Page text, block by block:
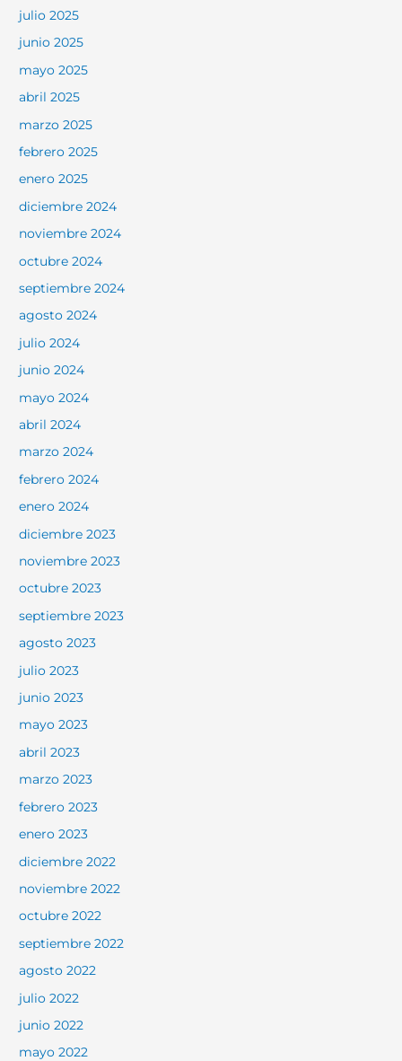
julio 2025
junio 2025
mayo 2025
abril 2025
marzo 2025
febrero 2025
enero 2025
diciembre 2024
noviembre 2024
octubre 2024
septiembre 2024
agosto 2024
julio 2024
junio 2024
mayo 2024
abril 2024
marzo 2024
febrero 2024
enero 2024
diciembre 2023
noviembre 2023
octubre 2023
septiembre 2023
agosto 2023
julio 2023
junio 2023
mayo 2023
abril 2023
marzo 2023
febrero 2023
enero 2023
diciembre 2022
noviembre 2022
octubre 2022
septiembre 2022
agosto 2022
julio 2022
junio 2022
mayo 2022